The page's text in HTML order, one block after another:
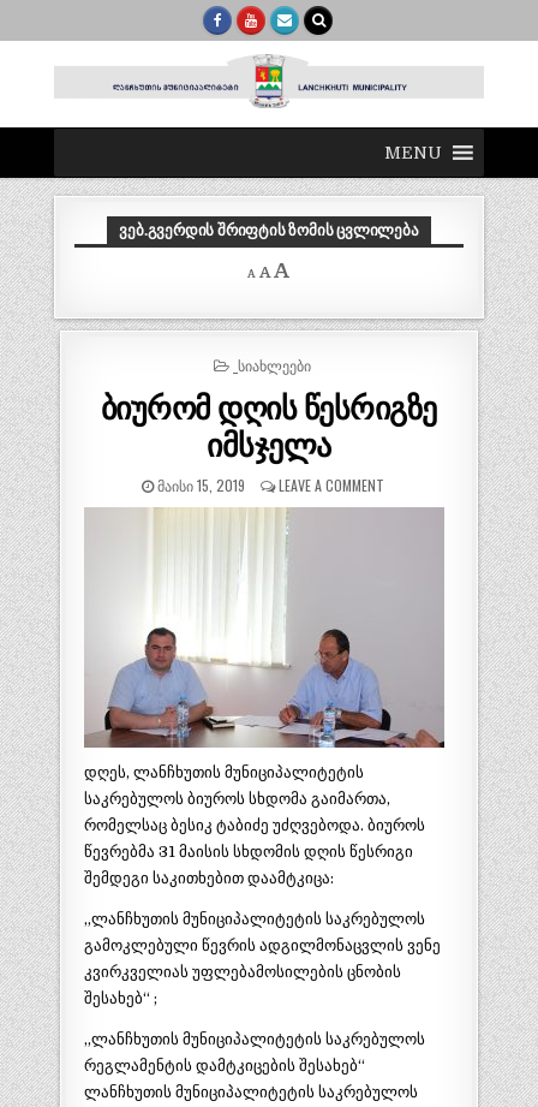
MENU
ᲕᲔᲑ.ᲒᲕᲔᲠᲓᲘᲡ ᲨᲠᲘᲤᲢᲘᲡ ᲖᲝᲛᲘᲡ ᲪᲕᲚᲘᲚᲔᲑᲐ
A
Decrease
font
A Reset
A
size.
POSTED
_ᲡᲘᲐᲮᲚᲔᲔᲑᲘ
ბიურომ დღის წესრიგზე
იმსჯელა
ᲛᲐᲘᲡᲘ 15, 2019 LEAVE A COMMENT
დღეს, ლანჩხუთის მუნიციპალიტეტის
საკრებულოს ბიუროს სხდომა გაიმართა,
რომელსაც ბესიკ ტაბიძე უძღვებოდა. ბიუროს
წევრებმა 31 მაისის სხდომის დღის წესრიგი
შემდეგი საკითხებით დაამტკიცა:
„ლანჩხუთის მუნიციპალიტეტის საკრებულოს
გამოკლებული წევრის ადგილმონაცვლის ვენე
კვირკველიას უფლებამოსილების ცნობის
შესახებ“ ;
„ლანჩხუთის მუნიციპალიტეტის საკრებულოს
რეგლამენტის დამტკიცების შესახებ“
ლანჩხუთის მუნიციპალიტეტის საკრებულოს